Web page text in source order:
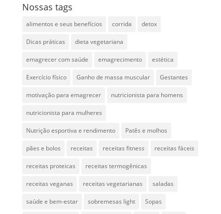
Nossas tags
alimentos e seus benefícios corrida detox
Dicas práticas dieta vegetariana
emagrecer com saúde emagrecimento estética
Exercício físico Ganho de massa muscular Gestantes
motivação para emagrecer nutricionista para homens
nutricionista para mulheres
Nutrição esportiva e rendimento Patês e molhos
pães e bolos receitas receitas fitness receitas fáceis
receitas proteicas receitas termogênicas
receitas veganas receitas vegetarianas saladas
saúde e bem-estar sobremesas light Sopas